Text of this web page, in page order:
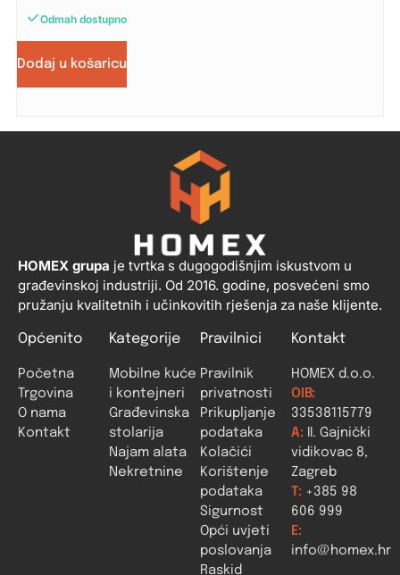
Odmah dostupno
Dodaj u košaricu
HOMEX grupa je tvrtka s dugogodišnjim iskustvom u
građevinskoj industriji. Od 2016. godine, posvećeni smo
pružanju kvalitetnih i učinkovitih rješenja za naše klijente.
Općenito
Početna
Trgovina
O nama
Kontakt
Kategorije
Mobilne kuće
i kontejneri
Građevinska
stolarija
Najam alata
Nekretnine
Pravilnici
Pravilnik
privatnosti
Prikupljanje
podataka
Kolačići
Korištenje
podataka
Sigurnost
Opći uvjeti
poslovanja
Raskid
Kontakt
HOMEX d.o.o.
OIB:
33538115779
A: II. Gajnički
vidikovac 8,
Zagreb
T: +385 98
606 999
E:
info@homex.hr